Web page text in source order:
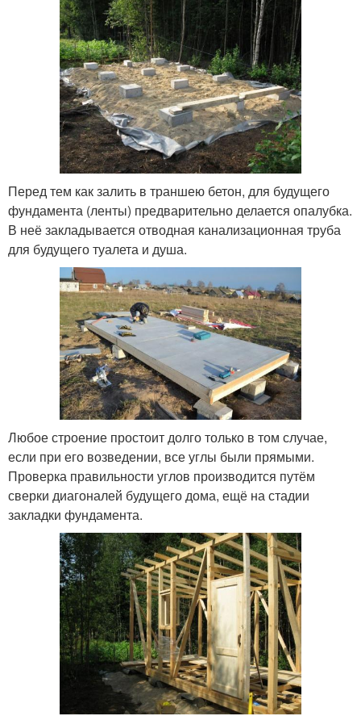
Перед тем как залить в траншею бетон, для будущего
фундамента (ленты) предварительно делается опалубка.
В неё закладывается отводная канализационная труба
для будущего туалета и душа.
Любое строение простоит долго только в том случае,
если при его возведении, все углы были прямыми.
Проверка правильности углов производится путём
сверки диагоналей будущего дома, ещё на стадии
закладки фундамента.